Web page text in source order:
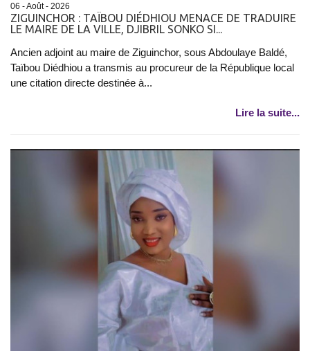
06 - Août - 2026
ZIGUINCHOR : TAÏBOU DIÉDHIOU MENACE DE TRADUIRE
LE MAIRE DE LA VILLE, DJIBRIL SONKO SI...
Ancien adjoint au maire de Ziguinchor, sous Abdoulaye Baldé,
Taïbou Diédhiou a transmis au procureur de la République local
une citation directe destinée à...
Lire la suite...